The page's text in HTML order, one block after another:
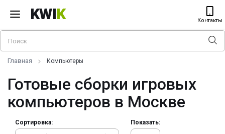
KWIK Контакты
Главная Компьютеры
Готовые сборки игровых
компьютеров в Москве
Сортировка: Показать: